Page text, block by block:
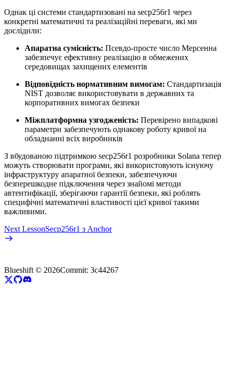
Однак ці системи стандартизовані на secp256r1 через
конкретні математичні та реалізаційні переваги, які ми
дослідили:
Апаратна сумісність: Псевдо-просте число Мерсенна
забезпечує ефективну реалізацію в обмежених
середовищах захищених елементів
Відповідність нормативним вимогам: Стандартизація
NIST дозволяє використовувати в державних та
корпоративних вимогах безпеки
Міжплатформна узгодженість: Перевірено випадкові
параметри забезпечують однакову роботу кривої на
обладнанні всіх виробників
З вбудованою підтримкою secp256r1 розробники Solana тепер
можуть створювати програми, які використовують існуючу
інфраструктуру апаратної безпеки, забезпечуючи
безперешкодне підключення через знайомі методи
автентифікації, зберігаючи гарантії безпеки, які роблять
специфічні математичні властивості цієї кривої такими
важливими.
Next LessonSecp256r1 з Anchor
Blueshift © 2026Commit: 3c44267